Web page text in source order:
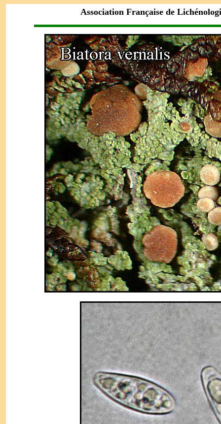
Association Française de